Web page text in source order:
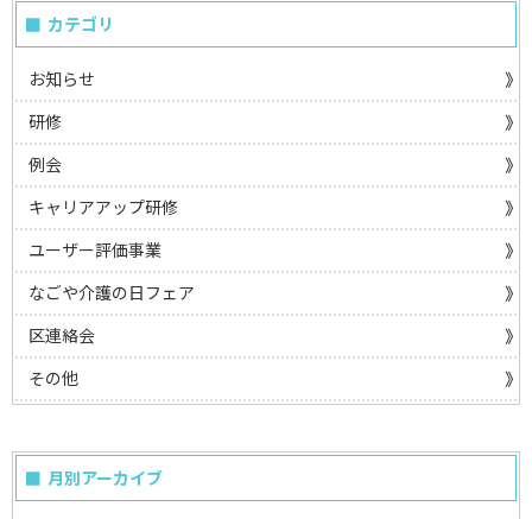
カテゴリ
お知らせ
研修
例会
キャリアアップ研修
ユーザー評価事業
なごや介護の日フェア
区連絡会
その他
月別アーカイブ